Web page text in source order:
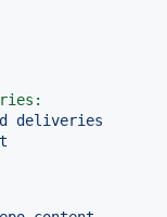
deliveries